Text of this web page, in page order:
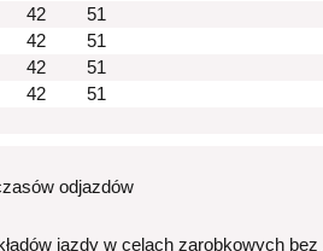
42
51
42
51
42
51
42
51
odjazdów
jazdy w celach zarobkowych